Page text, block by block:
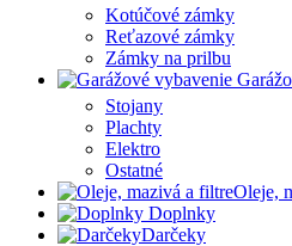
Kotúčové zámky
Reťazové zámky
Zámky na prilbu
Stojany
Plachty
Elektro
Ostatné
Oleje,
Doplnky
Darčeky